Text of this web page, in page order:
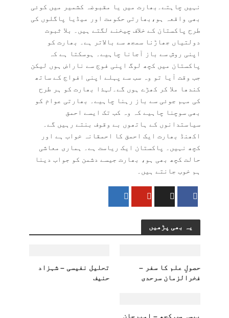
نہیں چاہتے۔بھارت میں یا مقبوضہ کشمیر میں کوئی
بھی واقعہ ہو،بھارتی حکومت اور میڈیا پاگلوں کی
طرح پاکستان کے خلاف چیخنے لگتے ہیں۔ بلا ثبوت
دولتیاں جھاڑنا سمجھ سے بالاتر ہے۔ بھارت کو
اپنی روش سے باز آجانا چاہیے۔ ہوسکتا ہے کہ
پاکستان میں کچھ لوگ اپنی فوج سے ناراض ہوں لیکن
جب وقت آیا تو وہ سب سے پہلے اپنی افواج کے ساتھ
کندھا ملا کر کھڑے ہوں گے۔لہذا بھارت کو ہر طرح
کی مہم جوئی سے باز رہنا چاہیے۔ بھارتی عوام کو
بھی سوچنا چاہیے کہ وہ کب تک ایسے احمق
سیاستدانوں کے ہاتھوں بے وقوف بنتے رہیں گے۔
اکھنڈ بھارت ایک احمق کا احمقانہ خواب ہے اور
کچھ نہیں۔ پاکستان ایک ریاست ہے۔ ہماری معاشی
حالت کچھ بھی ہو، بھارت جیسے دشمن کو جواب دینا
ہم خوب جانتے ہیں۔
یہ بھی پڑھیں
حصولِ علم کا سفر –
فخرالزمان سرحدی
تحلیل نفیسی – شہزاد
حنیف
پیسہ سب کچھ – امیرجان